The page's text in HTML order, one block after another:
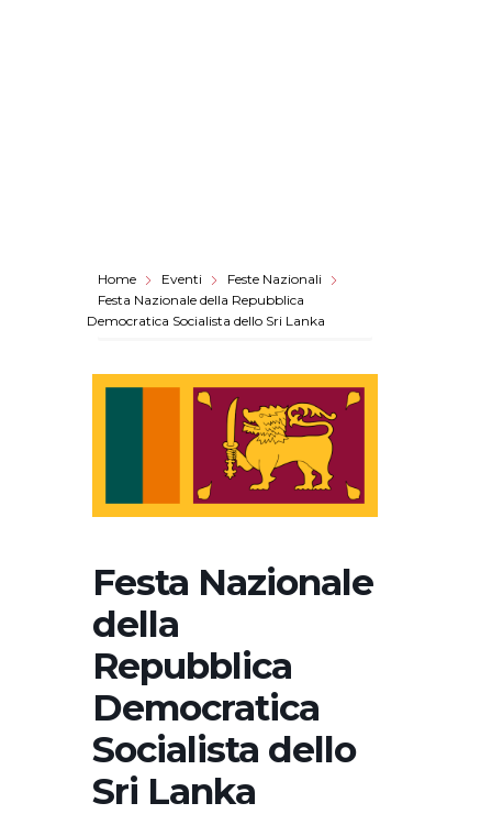
Home Eventi
Feste Nazionali
Festa Nazionale della Repubblica
Democratica Socialista dello Sri Lanka
Festa Nazionale
della
Repubblica
Democratica
Socialista dello
Sri Lanka